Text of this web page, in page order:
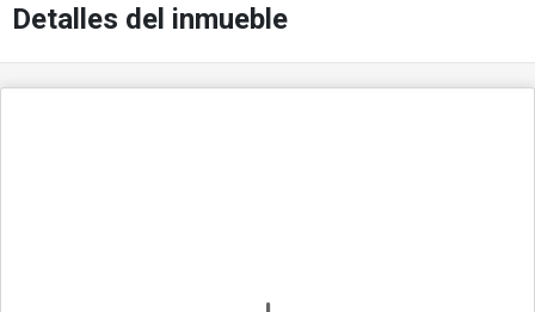
Detalles del inmueble